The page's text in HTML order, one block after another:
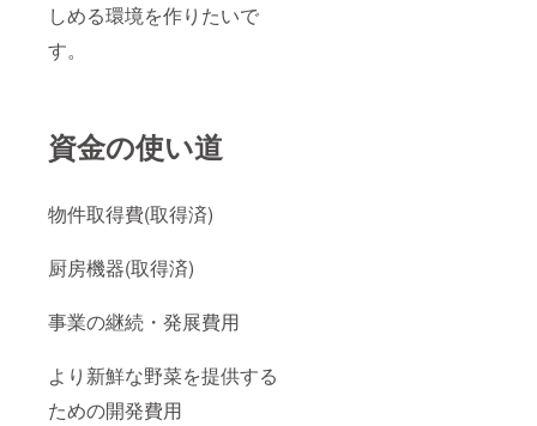
しめる環境を作りたいで
す。
資金の使い道
物件取得費(取得済)
厨房機器(取得済)
事業の継続・発展費用
より新鮮な野菜を提供する
ための開発費用